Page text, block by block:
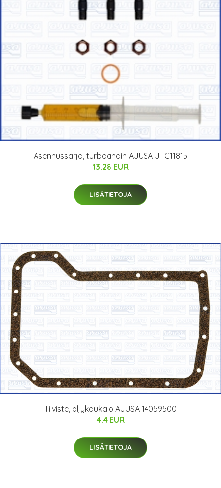
Asennussarja, turboahdin AJUSA JTC11815
13.28 EUR
LISÄTIETOJA
Tiiviste, öljykaukalo AJUSA 14059500
4.4 EUR
LISÄTIETOJA